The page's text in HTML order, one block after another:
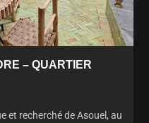
– QUARTIER
et recherché de Asouel, au